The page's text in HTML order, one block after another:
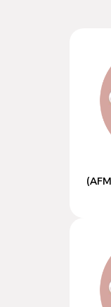
اكواد خصم وجوه | الرمز (AFMP1)